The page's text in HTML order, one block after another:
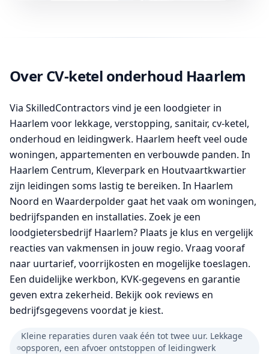
Over CV-ketel onderhoud Haarlem
Via SkilledContractors vind je een loodgieter in
Haarlem voor lekkage, verstopping, sanitair, cv-ketel,
onderhoud en leidingwerk. Haarlem heeft veel oude
woningen, appartementen en verbouwde panden. In
Haarlem Centrum, Kleverpark en Houtvaartkwartier
zijn leidingen soms lastig te bereiken. In Haarlem
Noord en Waarderpolder gaat het vaak om woningen,
bedrijfspanden en installaties. Zoek je een
loodgietersbedrijf Haarlem? Plaats je klus en vergelijk
reacties van vakmensen in jouw regio. Vraag vooraf
naar uurtarief, voorrijkosten en mogelijke toeslagen.
Een duidelijke werkbon, KVK-gegevens en garantie
geven extra zekerheid. Bekijk ook reviews en
bedrijfsgegevens voordat je kiest.
Kleine reparaties duren vaak één tot twee uur. Lekkage
opsporen, een afvoer ontstoppen of leidingwerk